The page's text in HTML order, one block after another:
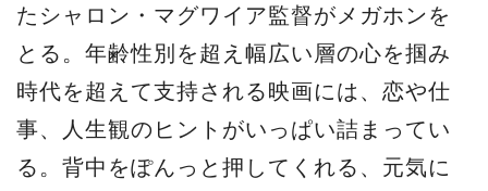
たシャロン・マグワイア監督がメガホンを
とる。年齢性別を超え幅広い層の心を掴み
時代を超えて支持される映画には、恋や仕
事、人生観のヒントがいっぱい詰まってい
る。背中をぽんっと押してくれる、元気に